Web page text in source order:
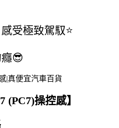
受極致駕馭⭐️
😎
(PC7)操控感】